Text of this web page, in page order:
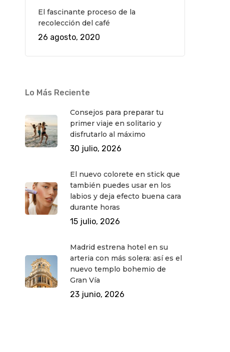
El fascinante proceso de la
recolección del café
26 agosto, 2020
Lo Más Reciente
Consejos para preparar tu
primer viaje en solitario y
disfrutarlo al máximo
30 julio, 2026
El nuevo colorete en stick que
también puedes usar en los
labios y deja efecto buena cara
durante horas
15 julio, 2026
Madrid estrena hotel en su
arteria con más solera: así es el
nuevo templo bohemio de
Gran Vía
23 junio, 2026